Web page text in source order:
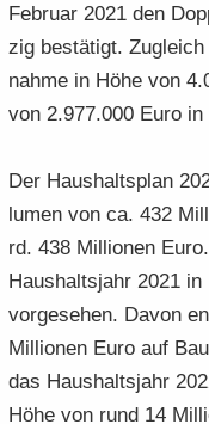
e
n
­
a
­
g
a
­
t
­
o
n
t
i
­
e
n
­
a
­
g
a
­
t
­
t
i
n
Fe­bru­ar 2021 den
zig be­stä­tigt.
nah­me in Höhe von
von 2.977.000 Euro
Der Haus­halts­plan
lu­men von ca. 432
rd. 438 Mil­lio­nen
Haus­halts­jahr 2021
vor­ge­se­hen. Davon
Mil­lio­nen Euro auf
das Haus­halts­jahr
Höhe von rund 14
m
a
­
­
o